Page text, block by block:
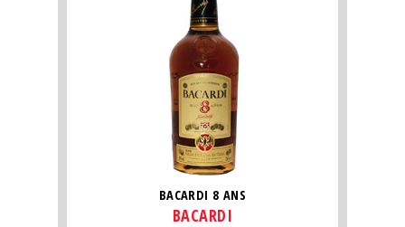
BACARDI 8 ANS
BACARDI